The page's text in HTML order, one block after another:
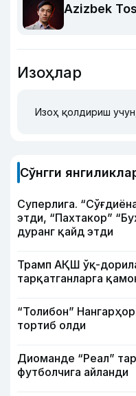
Azizbek
Изоҳлар
Изоҳ қолдириш
Сўнгги
Суперлига.
этди, “Пахтакор”
дуранг қайд этди
Трамп АҚШ ўқ-
тарқатганларга
“Толибон”
тортиб олди
Диоманде “Реал”
футболчига айланди